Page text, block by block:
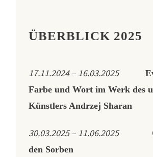
ÜBERBLICK 2025
17.11.2024 – 16.03.2025
Farbe und Wort im Werk des
Künstlers Andrzej Sharan
30.03.2025 – 11.06.2025
den Sorben